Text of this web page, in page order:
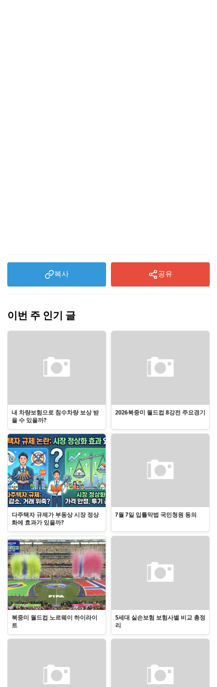
복사 공유
이번 주 인기 글
내 차량보험으로 침수차량 보상 받
을 수 있을까?
2026북중미 월드컵 8강전 주요경기
다주택자 규제가 부동상 시장 정상
화에 효과가 있을까?
7월 7일 입틀막법 국민청원 동의
북중미 월드컵 노르웨이 하이라이
트
5세대 실손보험 보험사별 비교 총정
리